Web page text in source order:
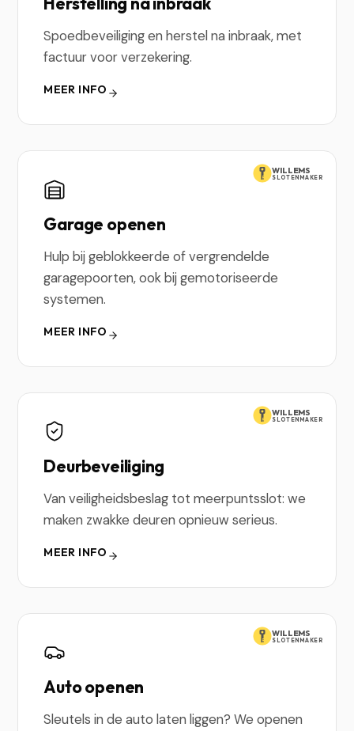
Spoedbeveiliging en herstel na inbraak, met
factuur voor verzekering.
MEER INFO
WILLEMS
SLOTENMAKER
Garage openen
Hulp bij geblokkeerde of vergrendelde
garagepoorten, ook bij gemotoriseerde
systemen.
MEER INFO
WILLEMS
SLOTENMAKER
Deurbeveiliging
Van veiligheidsbeslag tot meerpuntsslot: we
maken zwakke deuren opnieuw serieus.
MEER INFO
WILLEMS
SLOTENMAKER
Auto openen
Sleutels in de auto laten liggen? We openen